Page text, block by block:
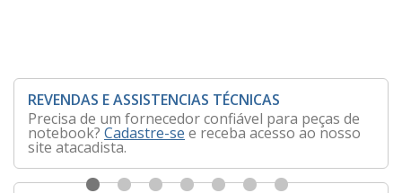
REVENDAS E ASSISTENCIAS TÉCNICAS
Precisa de um fornecedor confiável para peças de
notebook? Cadastre-se e receba acesso ao nosso
site atacadista.